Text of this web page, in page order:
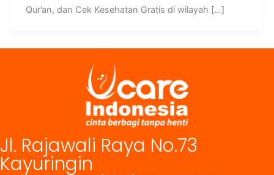
Qur’an, dan Cek Kesehatan Gratis di wilayah […]
Jl. Rajawali Raya No.73
Kayuringin